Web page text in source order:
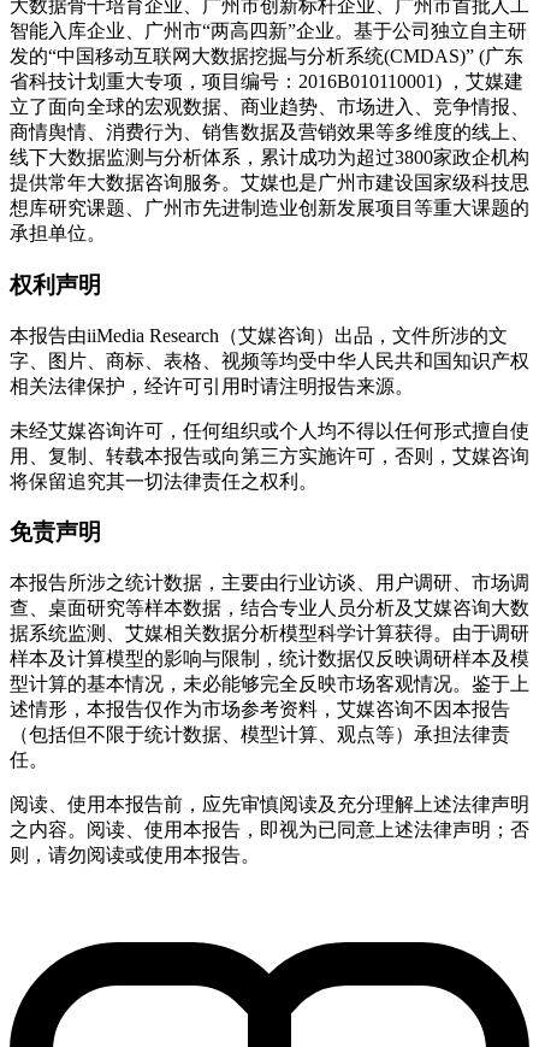
大数据骨干培育企业、广州市创新标杆企业、广州市首批人工
智能入库企业、广州市“两高四新”企业。基于公司独立自主研
发的“中国移动互联网大数据挖掘与分析系统(CMDAS)” (广东
省科技计划重大专项，项目编号：2016B010110001) ，艾媒建
立了面向全球的宏观数据、商业趋势、市场进入、竞争情报、
商情舆情、消费行为、销售数据及营销效果等多维度的线上、
线下大数据监测与分析体系，累计成功为超过3800家政企机构
提供常年大数据咨询服务。艾媒也是广州市建设国家级科技思
想库研究课题、广州市先进制造业创新发展项目等重大课题的
承担单位。
权利声明
本报告由iiMedia Research（艾媒咨询）出品，文件所涉的文
字、图片、商标、表格、视频等均受中华人民共和国知识产权
相关法律保护，经许可引用时请注明报告来源。
未经艾媒咨询许可，任何组织或个人均不得以任何形式擅自使
用、复制、转载本报告或向第三方实施许可，否则，艾媒咨询
将保留追究其一切法律责任之权利。
免责声明
本报告所涉之统计数据，主要由行业访谈、用户调研、市场调
查、桌面研究等样本数据，结合专业人员分析及艾媒咨询大数
据系统监测、艾媒相关数据分析模型科学计算获得。由于调研
样本及计算模型的影响与限制，统计数据仅反映调研样本及模
型计算的基本情况，未必能够完全反映市场客观情况。鉴于上
述情形，本报告仅作为市场参考资料，艾媒咨询不因本报告
（包括但不限于统计数据、模型计算、观点等）承担法律责
任。
阅读、使用本报告前，应先审慎阅读及充分理解上述法律声明
之内容。阅读、使用本报告，即视为已同意上述法律声明；否
则，请勿阅读或使用本报告。